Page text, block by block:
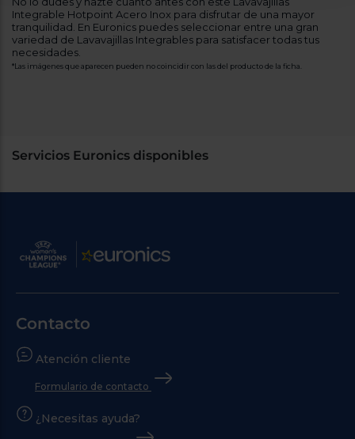
Integrable Hotpoint Acero Inox para disfrutar de una mayor
tranquilidad. En Euronics puedes seleccionar entre una gran
variedad de Lavavajillas Integrables para satisfacer todas tus
necesidades.
*Las imágenes que aparecen pueden no coincidir con las del producto de la ficha.
Servicios Euronics disponibles
Contacto
Atención cliente
Formulario de contacto
¿Necesitas ayuda?